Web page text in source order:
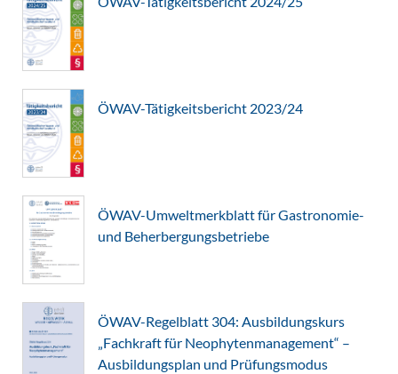
ÖWAV-Tätigkeitsbericht 2023/24
ÖWAV-Umweltmerkblatt für Gastronomie-
und Beherbergungsbetriebe
ÖWAV-Regelblatt 304: Ausbildungskurs
„Fachkraft für Neophytenmanagement“ –
Ausbildungsplan und Prüfungsmodus